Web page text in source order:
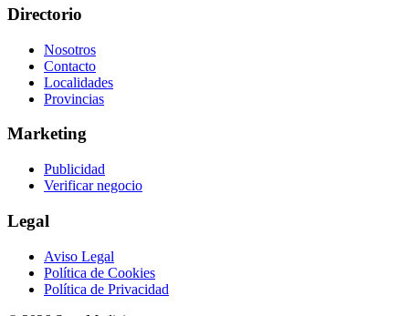
Directorio
Nosotros
Contacto
Localidades
Provincias
Marketing
Publicidad
Verificar negocio
Legal
Aviso Legal
Política de Cookies
Política de Privacidad